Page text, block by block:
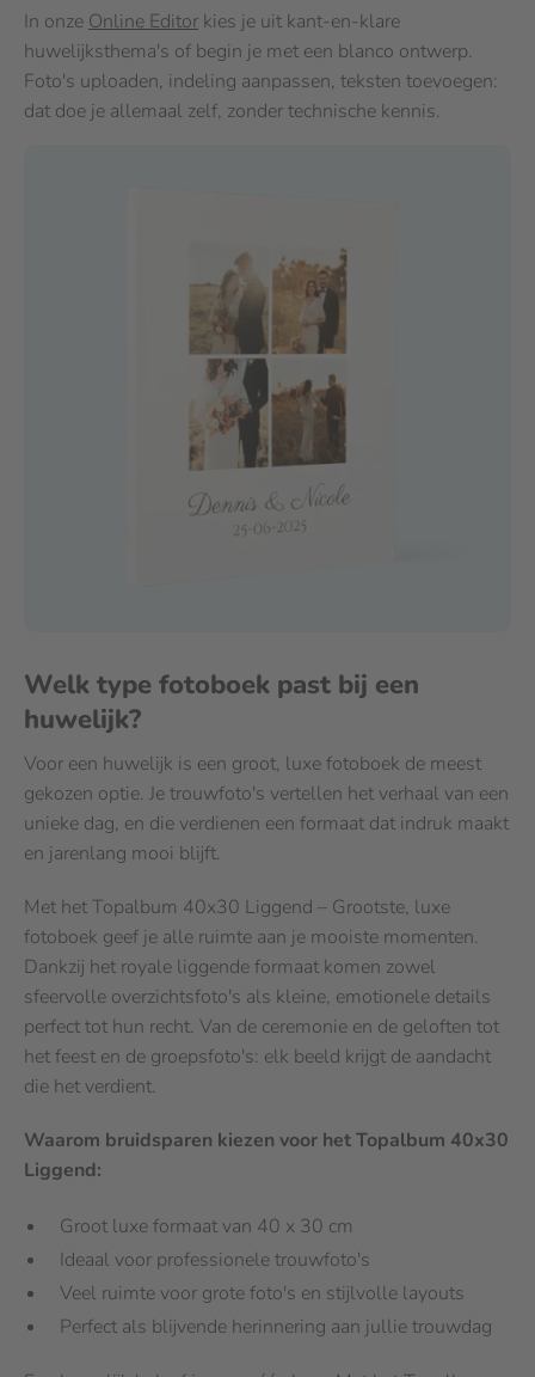
In onze Online Editor kies je uit kant-en-klare
huwelijksthema's of begin je met een blanco ontwerp.
Foto's uploaden, indeling aanpassen, teksten toevoegen:
dat doe je allemaal zelf, zonder technische kennis.
Welk type fotoboek past bij een
huwelijk?
Voor een huwelijk is een groot, luxe fotoboek de meest
gekozen optie. Je trouwfoto's vertellen het verhaal van een
unieke dag, en die verdienen een formaat dat indruk maakt
en jarenlang mooi blijft.
Met het Topalbum 40x30 Liggend – Grootste, luxe
fotoboek geef je alle ruimte aan je mooiste momenten.
Dankzij het royale liggende formaat komen zowel
sfeervolle overzichtsfoto's als kleine, emotionele details
perfect tot hun recht. Van de ceremonie en de geloften tot
het feest en de groepsfoto's: elk beeld krijgt de aandacht
die het verdient.
Waarom bruidsparen kiezen voor het Topalbum 40x30
Liggend:
Groot luxe formaat van 40 x 30 cm
Ideaal voor professionele trouwfoto's
Veel ruimte voor grote foto's en stijlvolle layouts
Perfect als blijvende herinnering aan jullie trouwdag